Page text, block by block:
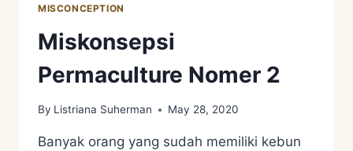
MISCONCEPTION
Miskonsepsi
Permaculture Nomer 2
By Listriana Suherman May 28, 2020
Banyak orang yang sudah memiliki kebun